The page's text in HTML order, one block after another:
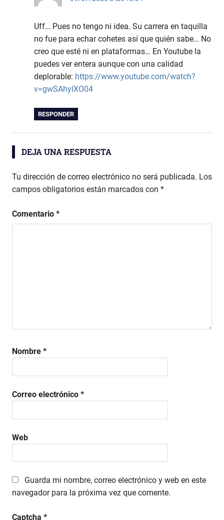
Uff… Pues no tengo ni idea. Su carrera en taquilla
no fue para echar cohetes así que quién sabe… No
creo que esté ni en plataformas… En Youtube la
puedes ver entera aunque con una calidad
deplorable: https://www.youtube.com/watch?
v=gwSAhylXO04
RESPONDER
DEJA UNA RESPUESTA
Tu dirección de correo electrónico no será publicada. Los
campos obligatorios están marcados con *
Comentario *
Nombre *
Correo electrónico *
Web
Guarda mi nombre, correo electrónico y web en este
navegador para la próxima vez que comente.
Captcha *